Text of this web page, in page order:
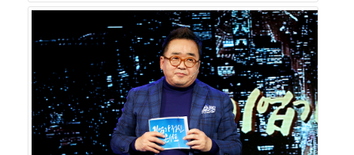
지금까지 총 36명의 CEO분들을 강연자로 모시고, 약 5000
명의 기업인들과 함께 경영철학을 듣는 시간을 가졌다.”며
“이 뜻 깊은 행사가 앞으로도 계속 이어질 수 있도록 많은
기업인들의 관심 부탁드린다”라는 말로 청중들에게 감사의
인사를 전했다.
글로벌기업가정신협회는 기업을 움직이는 기업가정신은